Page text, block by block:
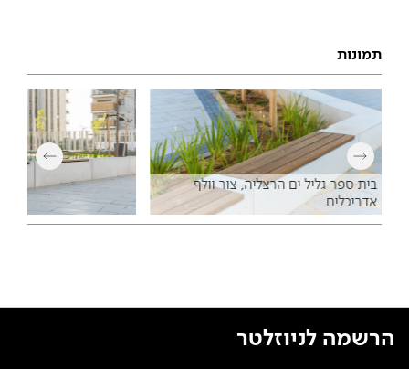
תמונות
בית ספר גליל ים הרצליה, צור וולף
אדריכלים
הרשמה לניוזלטר